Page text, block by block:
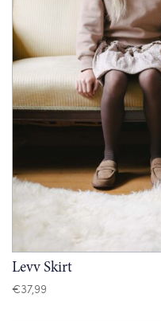
Levv Skirt
€37,99